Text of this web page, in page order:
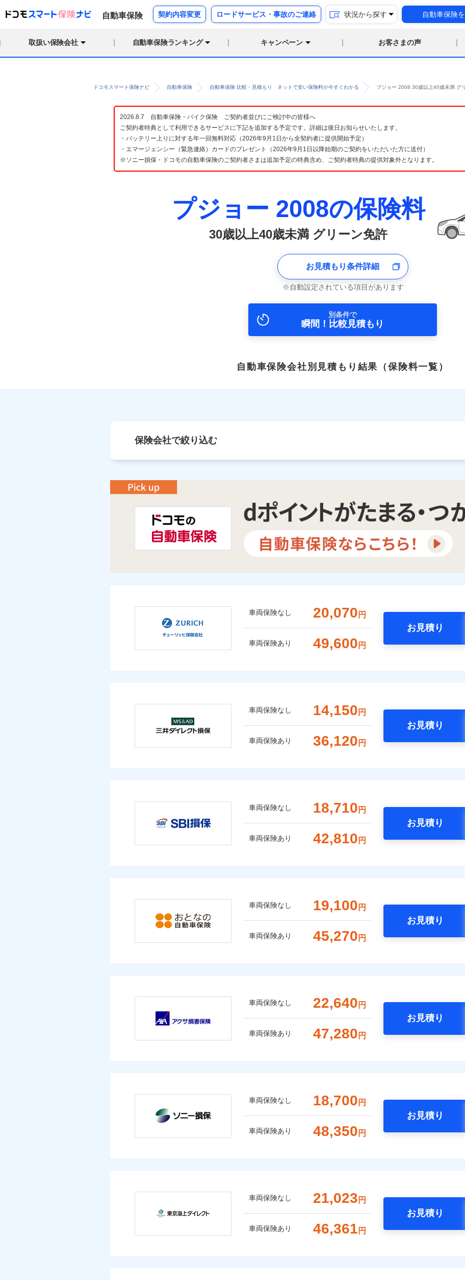
自動車保険 契約内容変更 ロードサービス・事故のご連絡 状況から探す 自動車保険
取扱い保険会社 自動車保険ランキング キャンペーン お客さまの声
ドコモスマート保険ナビ 自動車保険 自動車保険 比較・見積もり ネットで安い保険料が今すぐわかる プジョー 2008 30歳以上40歳未満 グ
2026.8.7 自動車保険・バイク保険 ご契約者並びにご検討中の皆様へ
ご契約者特典として利用できるサービスに下記を追加する予定です。詳細は後日お知らせいたします。
・バッテリー上りに対する年一回無料対応（2026年9月1日から全契約者に提供開始予定）
・エマージェンシー（緊急連絡）カードのプレゼント（2026年9月1日以降始期のご契約をいただいた方に送付）
※ソニー損保・ドコモの自動車保険のご契約者さまは追加予定の特典含め、ご契約者特典の提供対象外となります。
プジョー 2008の保険料
30歳以上40歳未満 グリーン免許
お見積もり条件詳細
自動設定されている項目があります
別条件で
瞬間！比較見積もり
自動車保険会社別見積もり結果 （保険料一覧）
保険会社で絞り込む
車両保険なし 20,070 円
車両保険あり 49,600 円
お見積り
車両保険なし 14,150 円
車両保険あり 36,120 円
お見積り
車両保険なし 18,710 円
車両保険あり 42,810 円
お見積り
車両保険なし 19,100 円
車両保険あり 45,270 円
お見積り
車両保険なし 22,640 円
車両保険あり 47,280 円
お見積り
車両保険なし 18,700 円
車両保険あり 48,350 円
お見積り
車両保険なし 21,023 円
車両保険あり 46,361 円
お見積り